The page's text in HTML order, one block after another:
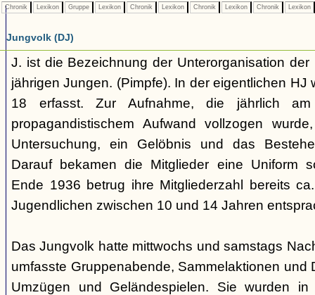
Chronik Lexikon Gruppe Lexikon Chronik Lexikon Chronik Lexikon Chronik Lexikon
Jungvolk (DJ)
J. ist die Bezeichnung der Unterorganisation
jährigen Jungen. (Pimpfe). In der eigentlichen HJ
18 erfasst. Zur Aufnahme, die jährlich
propagandistischem Aufwand vollzogen
Untersuchung, ein Gelöbnis und das
Darauf bekamen die Mitglieder eine Uniform
Ende 1936 betrug ihre Mitgliederzahl bereits
Jugendlichen zwischen 10 und 14 Jahren
Das Jungvolk hatte mittwochs und samstags
umfasste Gruppenabende, Sammelaktionen und
Umzügen und Geländespielen. Sie wurden